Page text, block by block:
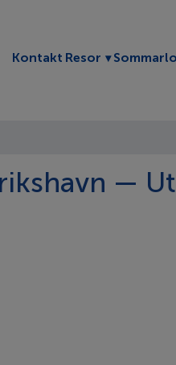
Kontakt Resor Toggle
—